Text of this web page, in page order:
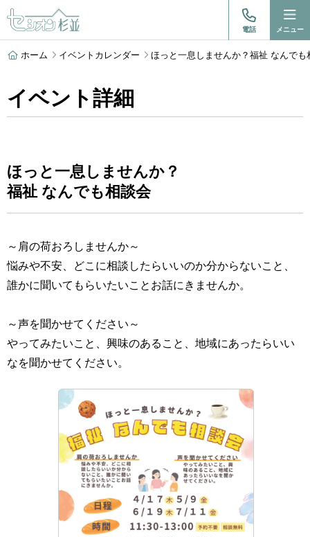
電話 メニュー
ホーム イベントカレンダー ほっと一息しませんか？福祉 なんでも
イベント詳細
ほっと一息しませんか？
福祉 なんでも相談会
～肩の荷おろしませんか～
悩みや不安、どこに相談したらいいのか分からないこと、
誰かに聞いてもらいたいことお話にきませんか。
～声を聞かせてください～
やってみたいこと、興味のあること、地域にあったらいい
なを聞かせてください。